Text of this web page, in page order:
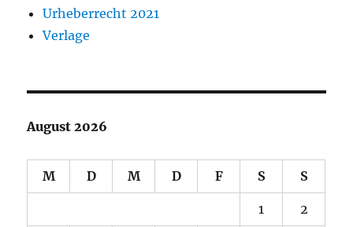
Urheberrecht 2021
Verlage
August 2026
M D M D F S S
1 2